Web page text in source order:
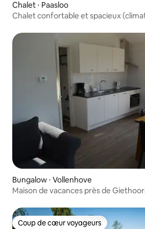
Chalet ⋅ Paasloo
Chalet confortable et spacieux
Bungalow ⋅ Vollenhove
Maison de vacances près de
Coup de cœur voyageurs
Coup de cœur voyageurs